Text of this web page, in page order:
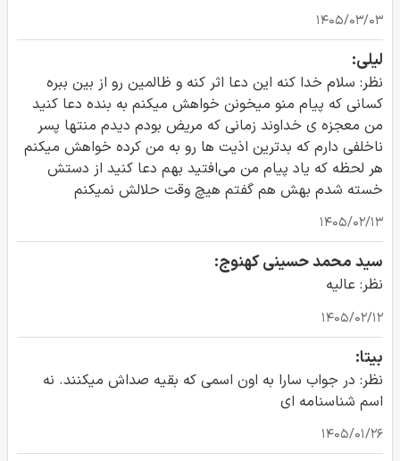
۱۴۰۵/۰۳/۰۳
لیلی:
نظر: سلام خدا کنه این دعا اثر کنه و ظالمین رو از بین ببره
کسانی که پیام منو میخونن خواهش میکنم به بنده دعا کنید
من معجزه ی خداوند زمانی که مریض بودم دیدم منتها پسر
ناخلفی دارم که بدترین اذیت ها رو به من کرده خواهش میکنم
هر لحظه که یاد پیام من می‌افتید بهم دعا کنید از دستش
خسته شدم بهش هم گفتم هیچ وقت حلالش نمیکنم
۱۴۰۵/۰۲/۱۳
سید محمد حسینی کهنوج:
نظر: عالیه
۱۴۰۵/۰۲/۱۲
بیتا:
نظر: در جواب سارا به اون اسمی که بقیه صداش میکنند. نه
اسم شناسنامه ای
۱۴۰۵/۰۱/۲۶